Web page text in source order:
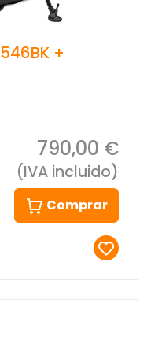
+
790,00 €
(IVA incluido)
Comprar